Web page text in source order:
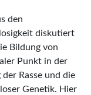
den
diskutiert
Bildung von
Punkt in der
Rasse und die
Genetik. Hier